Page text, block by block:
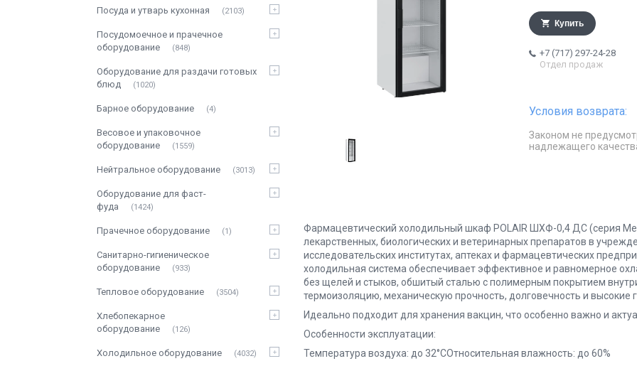
Купить
+7 (717) 297-24-28
Отдел продаж
Законом не
надлежащего
Фармацевтический холодильный шкаф POLAIR ШХФ-0,4 ДС (серия
лекарственных, биологических и ветеринарных препаратов в
исследовательских институтах, аптеках и фармацевтических
холодильная система обеспечивает эффективное и равномерное
без щелей и стыков, обшитый сталью с полимерным покрытием
термоизоляцию, механическую прочность, долговечность и высокие
Идеально подходит для хранения вакцин, что особенно важно и
Особенности эксплуатации:
Температура воздуха: до 32°СОтносительная влажность: до 60%
Посуда и утварь кухонная 2103
Посудомоечное и прачечное
оборудование
848
Оборудование для раздачи готовых
блюд
1020
Барное оборудование 4
Весовое и упаковочное
оборудование
1559
Нейтральное оборудование 3013
Оборудование для фаст-
фуда
1424
Прачечное оборудование 1
Санитарно-гигиеническое
оборудование
933
Тепловое оборудование 3504
Хлебопекарное
оборудование
126
Холодильное оборудование 4032